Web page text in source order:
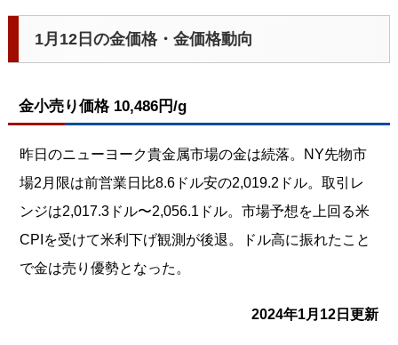
1月12日の金価格・金価格動向
金小売り価格 10,486円/g
昨日のニューヨーク貴金属市場の金は続落。NY先物市
場2月限は前営業日比8.6ドル安の2,019.2ドル。取引レ
ンジは2,017.3ドル〜2,056.1ドル。市場予想を上回る米
CPIを受けて米利下げ観測が後退。ドル高に振れたこと
で金は売り優勢となった。
2024年1月12日更新